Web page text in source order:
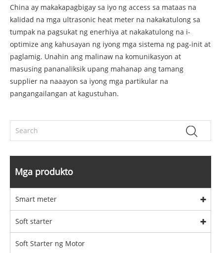
China ay makakapagbigay sa iyo ng access sa mataas na
kalidad na mga ultrasonic heat meter na nakakatulong sa
tumpak na pagsukat ng enerhiya at nakakatulong na i-
optimize ang kahusayan ng iyong mga sistema ng pag-init at
paglamig. Unahin ang malinaw na komunikasyon at
masusing pananaliksik upang mahanap ang tamang
supplier na naaayon sa iyong mga partikular na
pangangailangan at kagustuhan.
Mga produkto
Smart meter
Soft starter
Soft Starter ng Motor